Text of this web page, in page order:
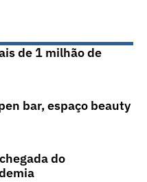
de 1 milhão de
bar, espaço beauty
do